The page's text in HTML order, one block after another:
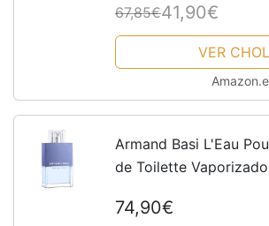
67,85€41,90€
VER
Armand Basi L'Eau
de Toilette
74,90€